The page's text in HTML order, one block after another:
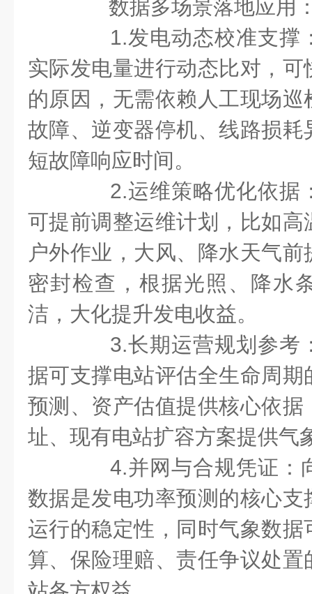
数据多场景落地应用
1.发电动态校准支撑
实际发电量进行动态比对，
的原因，无需依赖人工现场
故障、逆变器停机、线路损
短故障响应时间。
2.运维策略优化依据
可提前调整运维计划，比如
户外作业，大风、降水天气
密封检查，根据光照、降水
洁，大化提升发电收益。
3.长期运营规划参考
据可支撑电站评估全生命周
预测、资产估值提供核心依
址、现有电站扩容方案提供气
4.并网与合规凭证：
数据是发电功率预测的核心
运行的稳定性，同时气象数
算、保险理赔、责任争议处